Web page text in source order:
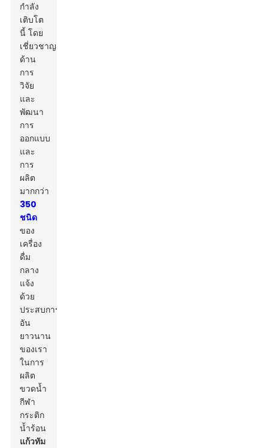
กำลัง
เติบโต
นี้ โดย
เชี่ยวชาญ
ด้าน
การ
วิจัย
และ
พัฒนา
การ
ออกแบบ
และ
การ
ผลิต
มากกว่า
350
ชนิด
ของ
เครื่อง
ดื่ม
กลาง
แจ้ง
ด้วย
ประสบการณ์
อัน
ยาวนาน
ของเรา
ในการ
ผลิต
ขวดน้ำ
กีฬา
กระติก
น้ำร้อน
แก้วทัม